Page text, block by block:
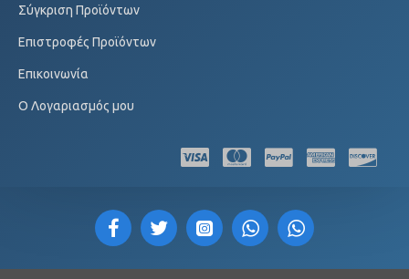
Σύγκριση Προϊόντων
Επιστροφές Προϊόντων
Επικοινωνία
O Λογαριασμός μου